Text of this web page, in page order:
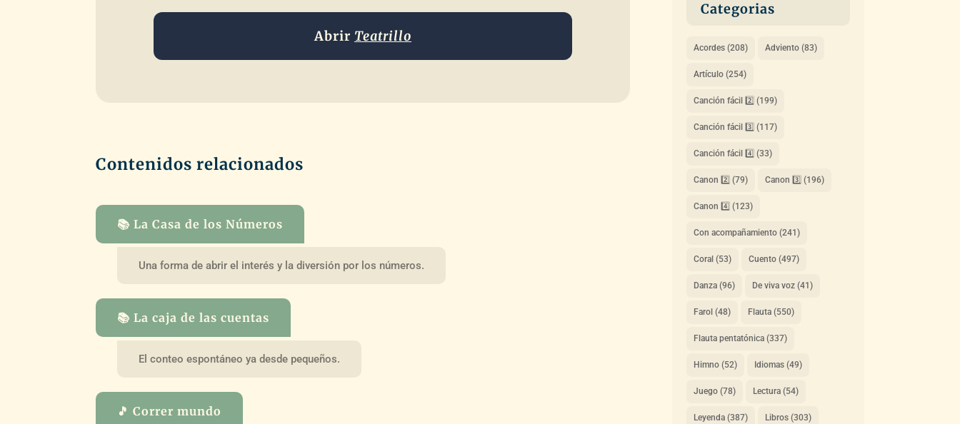
Abrir Teatrillo
Contenidos relacionados
📚 La Casa de los Números
Una forma de abrir el interés y la diversión por los números.
📚 La caja de las cuentas
El conteo espontáneo ya desde pequeños.
🎵 Correr mundo
Categorias
Acordes(208) Adviento(83)
Artículo(254)
Canción fácil 2️⃣ (199)
Canción fácil 3️⃣ (117)
Canción fácil 4️⃣ (33)
Canon 2️⃣ (79) Canon 3️⃣ (196)
Canon 4️⃣ (123)
Con acompañamiento(241)
Coral (53) Cuento(497)
Danza(96) De viva voz(41)
Farol (48) Flauta(550)
Flauta pentatónica(337)
Himno(52) Idiomas(49)
Juego(78) Lectura(54)
Leyenda(387) Libros(303)